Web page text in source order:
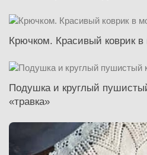
Крючком. Красивый коврик
Подушка и круглый
«травка»